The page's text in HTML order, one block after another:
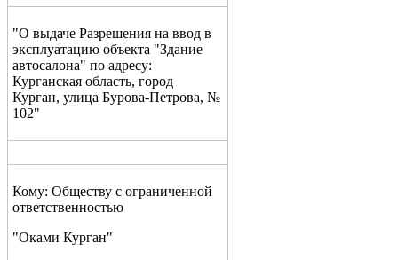
"О выдаче Разрешения на ввод в
эксплуатацию объекта "Здание
автосалона" по адресу:
Курганская область, город
Курган, улица Бурова-Петрова, №
102"
Кому: Обществу с ограниченной
ответственностью
"Оками Курган"